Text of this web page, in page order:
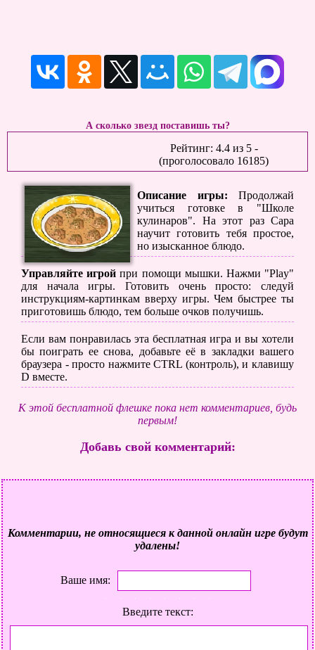
А сколько звезд поставишь ты?
Рейтинг: 4.4из 5-
(проголосовало 16185)
Описание игры: Продолжай
учиться готовке в "Школе
кулинаров". На этот раз Сара
научит готовить тебя простое,
но изысканное блюдо.
Управляйте игрой при помощи мышки. Нажми "Play"
для начала игры. Готовить очень просто: следуй
инструкциям-картинкам вверху игры. Чем быстрее ты
приготовишь блюдо, тем больше очков получишь.
Если вам понравилась эта бесплатная игра и вы хотели
бы поиграть ее снова, добавьте её в закладки вашего
браузера - просто нажмите CTRL (контроль), и клавишу
D вместе.
К этой бесплатной флешке пока нет комментариев, будь
первым!
Добавь свой комментарий:
Комментарии, не относящиеся к данной онлайн игре будут
удалены!
Ваше имя:
Введите текст: